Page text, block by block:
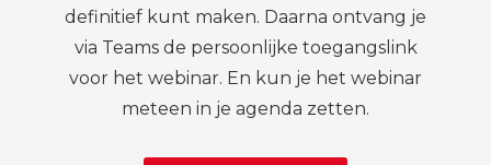
definitief kunt maken. Daarna ontvang je
via Teams de persoonlijke toegangslink
voor het webinar. En kun je het webinar
meteen in je agenda zetten.